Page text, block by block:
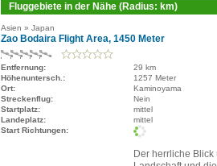
Fluggebiete in der Nähe (Radius: km)
Asien » Japan
Zao Bodaira Flight Area, 1450 Meter
Entfernung:
29 km
Höhenuntersch.:
1257 Meter
Ort:
Kaminoyama
Streckenflug:
Nein
Startplatz:
mittel
Landeplatz:
mittel
Start Richtungen:
Der herrliche Blick